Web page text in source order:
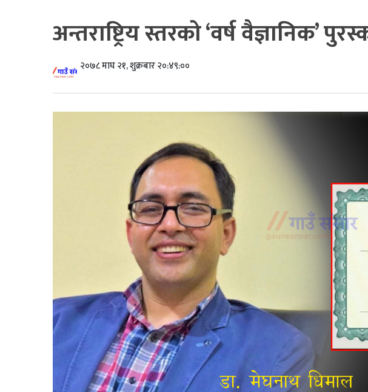
अन्तराष्ट्रिय स्तरको ‘वर्ष वैज्ञानिक’
२०७८ माघ २१, शुक्रबार २०:४९:००